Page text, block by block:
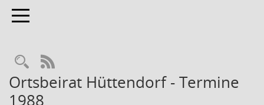
Toggle navigation
Rechercheauswahl
RSS-Feed
Ortsbeirat Hüttendorf - Termine
1988